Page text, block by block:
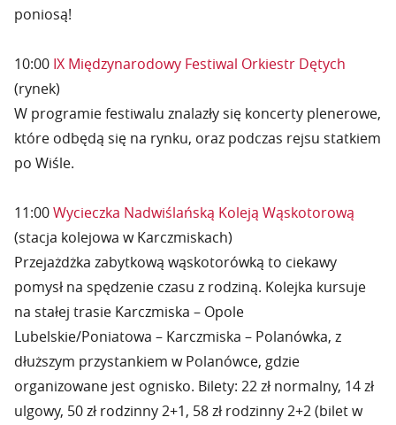
poniosą!
10:00 IX Międzynarodowy Festiwal Orkiestr Dętych
(rynek)
W programie festiwalu znalazły się koncerty plenerowe,
które odbędą się na rynku, oraz podczas rejsu statkiem
po Wiśle.
11:00Wycieczka Nadwiślańską Koleją Wąskotorową
(stacja kolejowa w Karczmiskach)
Przejażdżka zabytkową wąskotorówką to ciekawy
pomysł na spędzenie czasu z rodziną. Kolejka kursuje
na stałej trasie Karczmiska – Opole
Lubelskie/Poniatowa – Karczmiska – Polanówka, z
dłuższym przystankiem w Polanówce, gdzie
organizowane jest ognisko. Bilety: 22 zł normalny, 14 zł
ulgowy, 50 zł rodzinny 2+1, 58 zł rodzinny 2+2 (bilet w